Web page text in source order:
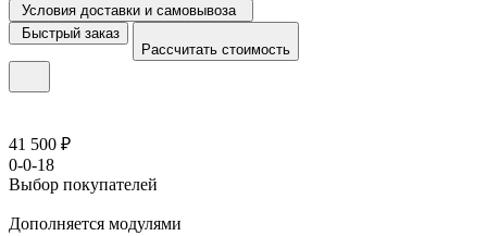
Условия доставки и самовывоза
Быстрый заказ
Рассчитать стоимость
41 500 ₽
0-0-18
Выбор покупателей
Дополняется модулями